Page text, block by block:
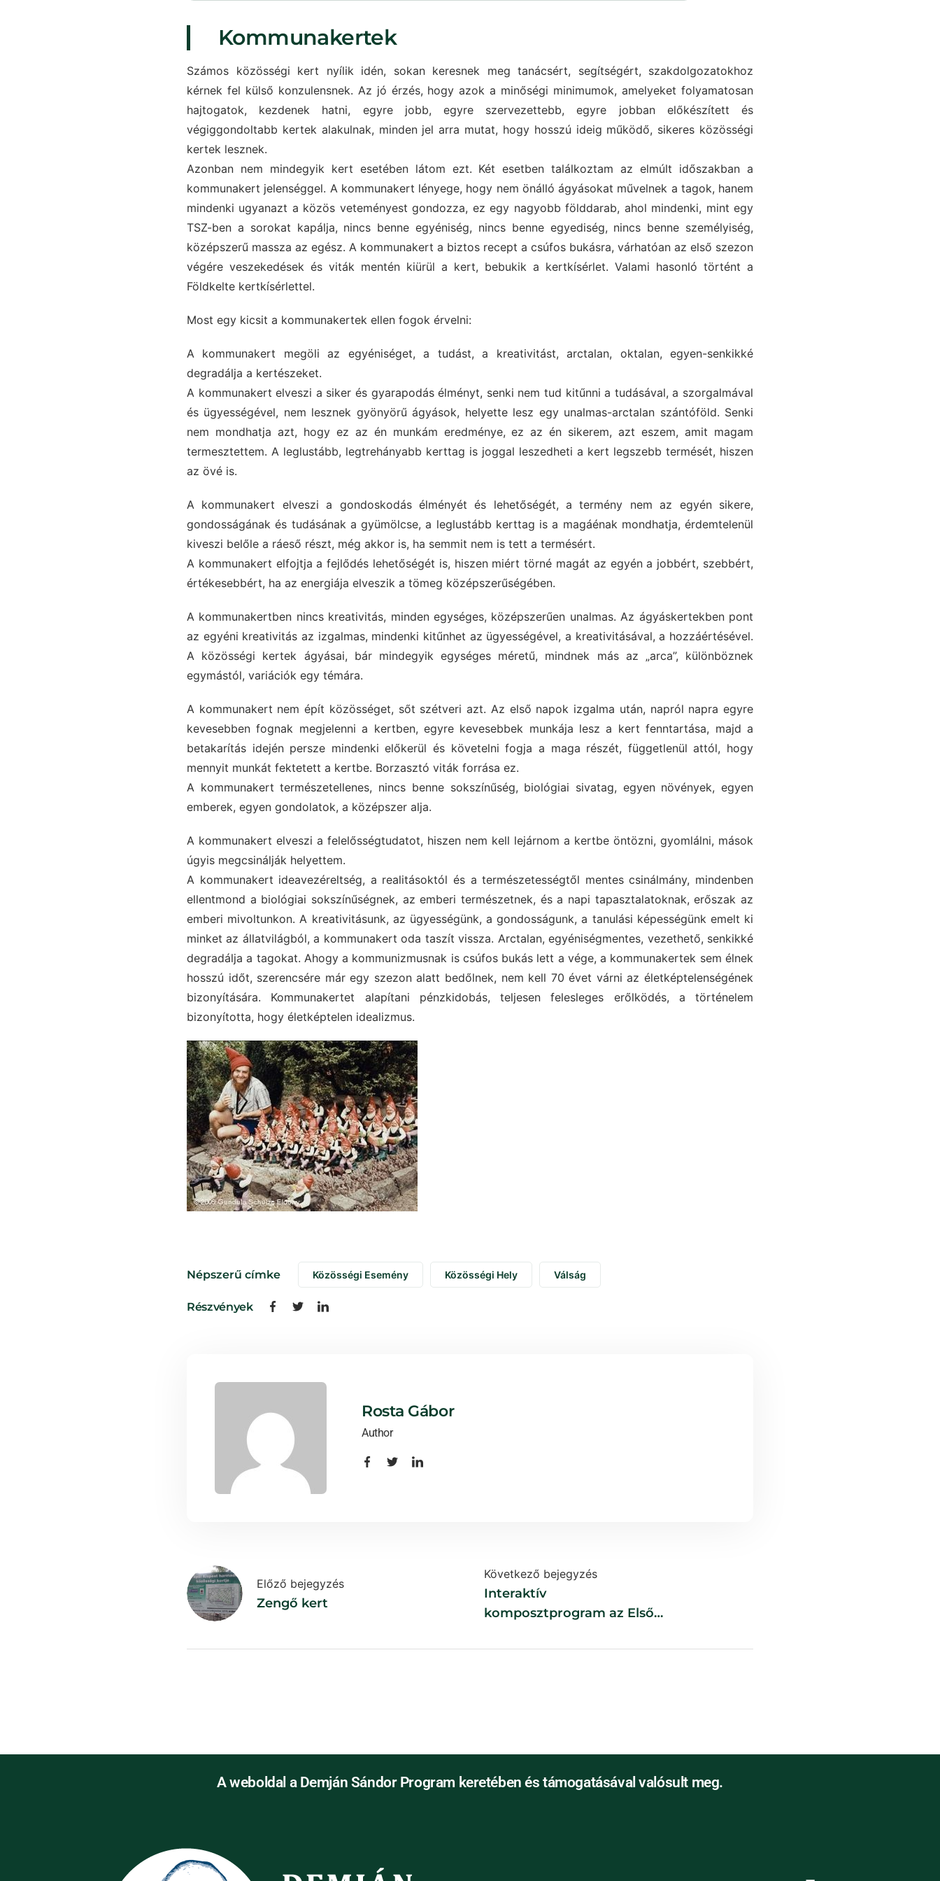
Kommunakertek
Számos közösségi kert nyílik idén, sokan keresnek meg tanácsért, segítségért, szakdolgozatokhoz
kérnek fel külső konzulensnek. Az jó érzés, hogy azok a minőségi minimumok, amelyeket folyamatosan
hajtogatok, kezdenek hatni, egyre jobb, egyre szervezettebb, egyre jobban előkészített és
végiggondoltabb kertek alakulnak, minden jel arra mutat, hogy hosszú ideig működő, sikeres közösségi
kertek lesznek.
Azonban nem mindegyik kert esetében látom ezt. Két esetben találkoztam az elmúlt időszakban a
kommunakert jelenséggel. A kommunakert lényege, hogy nem önálló ágyásokat művelnek a tagok, hanem
mindenki ugyanazt a közös veteményest gondozza, ez egy nagyobb földdarab, ahol mindenki, mint egy
TSZ-ben a sorokat kapálja, nincs benne egyéniség, nincs benne egyediség, nincs benne személyiség,
középszerű massza az egész. A kommunakert a biztos recept a csúfos bukásra, várhatóan az első szezon
végére veszekedések és viták mentén kiürül a kert, bebukik a kertkísérlet. Valami hasonló történt a
Földkelte kertkísérlettel.
Most egy kicsit a kommunakertek ellen fogok érvelni:
A kommunakert megöli az egyéniséget, a tudást, a kreativitást, arctalan, oktalan, egyen-senkikké
degradálja a kertészeket.
A kommunakert elveszi a siker és gyarapodás élményt, senki nem tud kitűnni a tudásával, a szorgalmával
és ügyességével, nem lesznek gyönyörű ágyások, helyette lesz egy unalmas-arctalan szántóföld. Senki
nem mondhatja azt, hogy ez az én munkám eredménye, ez az én sikerem, azt eszem, amit magam
termesztettem. A leglustább, legtrehányabb kerttag is joggal leszedheti a kert legszebb termését, hiszen
az övé is.
A kommunakert elveszi a gondoskodás élményét és lehetőségét, a termény nem az egyén sikere,
gondosságának és tudásának a gyümölcse, a leglustább kerttag is a magáénak mondhatja, érdemtelenül
kiveszi belőle a ráeső részt, még akkor is, ha semmit nem is tett a termésért.
A kommunakert elfojtja a fejlődés lehetőségét is, hiszen miért törné magát az egyén a jobbért, szebbért,
értékesebbért, ha az energiája elveszik a tömeg középszerűségében.
A kommunakertben nincs kreativitás, minden egységes, középszerűen unalmas. Az ágyáskertekben pont
az egyéni kreativitás az izgalmas, mindenki kitűnhet az ügyességével, a kreativitásával, a hozzáértésével.
A közösségi kertek ágyásai, bár mindegyik egységes méretű, mindnek más az „arca”, különböznek
egymástól, variációk egy témára.
A kommunakert nem épít közösséget, sőt szétveri azt. Az első napok izgalma után, napról napra egyre
kevesebben fognak megjelenni a kertben, egyre kevesebbek munkája lesz a kert fenntartása, majd a
betakarítás idején persze mindenki előkerül és követelni fogja a maga részét, függetlenül attól, hogy
mennyit munkát fektetett a kertbe. Borzasztó viták forrása ez.
A kommunakert természetellenes, nincs benne sokszínűség, biológiai sivatag, egyen növények, egyen
emberek, egyen gondolatok, a középszer alja.
A kommunakert elveszi a felelősségtudatot, hiszen nem kell lejárnom a kertbe öntözni, gyomlálni, mások
úgyis megcsinálják helyettem.
A kommunakert ideavezéreltség, a realitásoktól és a természetességtől mentes csinálmány, mindenben
ellentmond a biológiai sokszínűségnek, az emberi természetnek, és a napi tapasztalatoknak, erőszak az
emberi mivoltunkon. A kreativitásunk, az ügyességünk, a gondosságunk, a tanulási képességünk emelt ki
minket az állatvilágból, a kommunakert oda taszít vissza. Arctalan, egyéniségmentes, vezethető, senkikké
degradálja a tagokat. Ahogy a kommunizmusnak is csúfos bukás lett a vége, a kommunakertek sem élnek
hosszú időt, szerencsére már egy szezon alatt bedőlnek, nem kell 70 évet várni az életképtelenségének
bizonyítására. Kommunakertet alapítani pénzkidobás, teljesen felesleges erőlködés, a történelem
bizonyította, hogy életképtelen idealizmus.
Népszerű címke Közösségi Esemény Közösségi Hely Válság
Részvények
Rosta Gábor
Author
Előző bejegyzés
Zengő kert
Következő bejegyzés
Interaktív
komposztprogram az Első
A weboldal a Demján Sándor Program keretében és támogatásával valósult meg.